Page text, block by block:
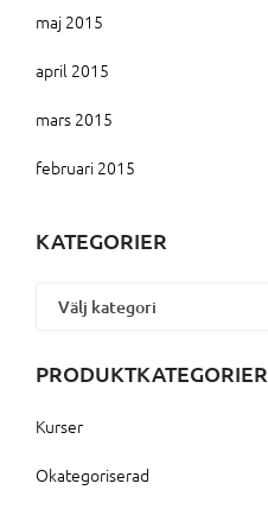
maj 2015
april 2015
mars 2015
februari 2015
KATEGORIER
Kategorier
PRODUKTKATEGORIER
Kurser
Okategoriserad